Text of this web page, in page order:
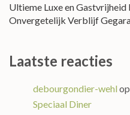
Ultieme Luxe en
Onvergetelijk Verblijf
Laatste reacties
debourgondier-wehl op
Speciaal Diner